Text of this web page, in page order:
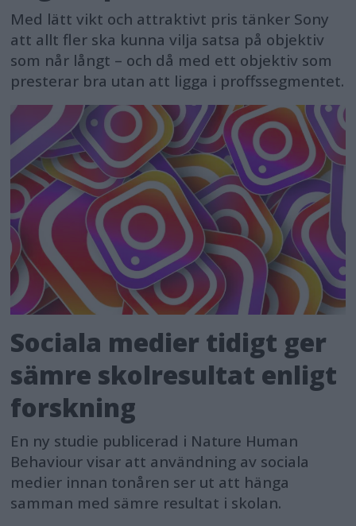
Med lätt vikt och attraktivt pris tänker Sony
att allt fler ska kunna vilja satsa på objektiv
som når långt – och då med ett objektiv som
presterar bra utan att ligga i proffssegmentet.
Sociala medier tidigt ger
sämre skolresultat enligt
forskning
En ny studie publicerad i Nature Human
Behaviour visar att användning av sociala
medier innan tonåren ser ut att hänga
samman med sämre resultat i skolan.